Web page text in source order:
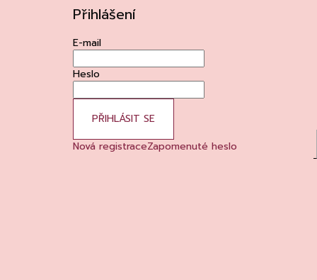
Přihlášení
E-mail
Heslo
PŘIHLÁSIT SE
Nová registraceZapomenuté heslo